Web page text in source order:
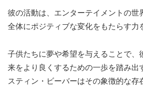
彼の活動は、エンターテイメントの世
全体にポジティブな変化をもたらす力
子供たちに夢や希望を与えることで、
来をより良くするための一歩を踏み出
スティン・ビーバーはその象徴的な存